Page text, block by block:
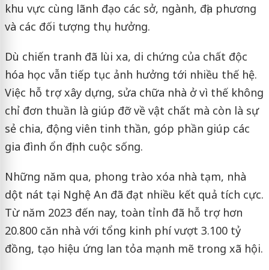
khu vực cùng lãnh đạo các sở, ngành, địa phương
và các đối tượng thụ hưởng.
Dù chiến tranh đã lùi xa, di chứng của chất độc
hóa học vẫn tiếp tục ảnh hưởng tới nhiều thế hệ.
Việc hỗ trợ xây dựng, sửa chữa nhà ở vì thế không
chỉ đơn thuần là giúp đỡ về vật chất mà còn là sự
sẻ chia, động viên tinh thần, góp phần giúp các
gia đình ổn định cuộc sống.
Những năm qua, phong trào xóa nhà tạm, nhà
dột nát tại Nghệ An đã đạt nhiều kết quả tích cực.
Từ năm 2023 đến nay, toàn tỉnh đã hỗ trợ hơn
20.800 căn nhà với tổng kinh phí vượt 3.100 tỷ
đồng, tạo hiệu ứng lan tỏa mạnh mẽ trong xã hội.